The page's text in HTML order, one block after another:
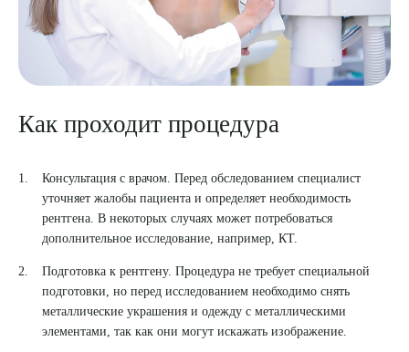
Как проходит процедура
Консультация с врачом. Перед обследованием специалист
уточняет жалобы пациента и определяет необходимость
рентгена. В некоторых случаях может потребоваться
дополнительное исследование, например, КТ.
Подготовка к рентгену. Процедура не требует специальной
подготовки, но перед исследованием необходимо снять
металлические украшения и одежду с металлическими
элементами, так как они могут искажать изображение.